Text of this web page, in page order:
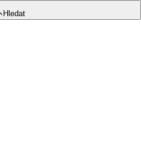
Hledat